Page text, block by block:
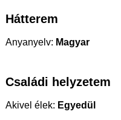
Hátterem
Anyanyelv: Magyar
Családi helyzetem
Akivel élek: Egyedül